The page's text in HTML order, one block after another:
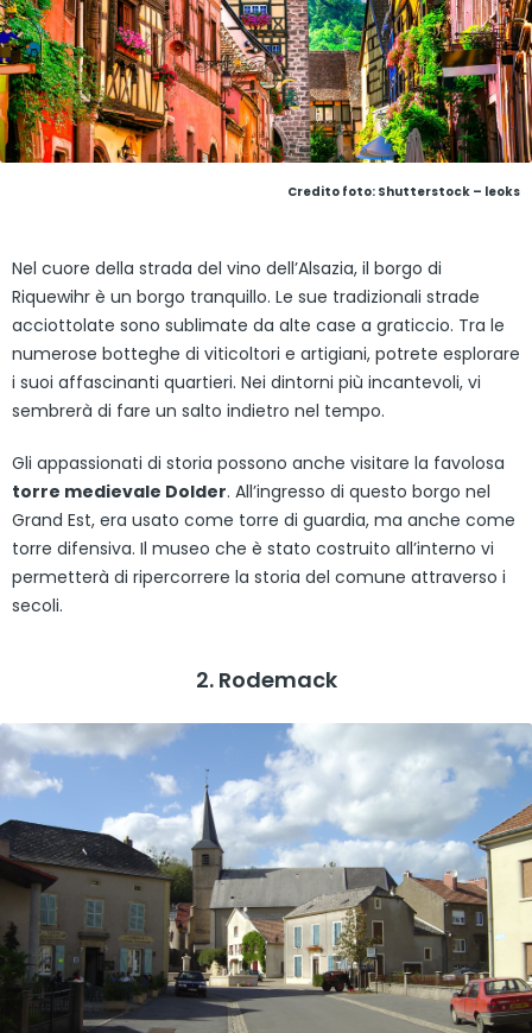
Credito foto: Shutterstock – leoks
Nel cuore della strada del vino dell’Alsazia, il borgo di
Riquewihr è un borgo tranquillo. Le sue tradizionali strade
acciottolate sono sublimate da alte case a graticcio. Tra le
numerose botteghe di viticoltori e artigiani, potrete esplorare
i suoi affascinanti quartieri. Nei dintorni più incantevoli, vi
sembrerà di fare un salto indietro nel tempo.
Gli appassionati di storia possono anche visitare la favolosa
torre medievale Dolder. All’ingresso di questo borgo nel
Grand Est, era usato come torre di guardia, ma anche come
torre difensiva. Il museo che è stato costruito all’interno vi
permetterà di ripercorrere la storia del comune attraverso i
secoli.
2. Rodemack